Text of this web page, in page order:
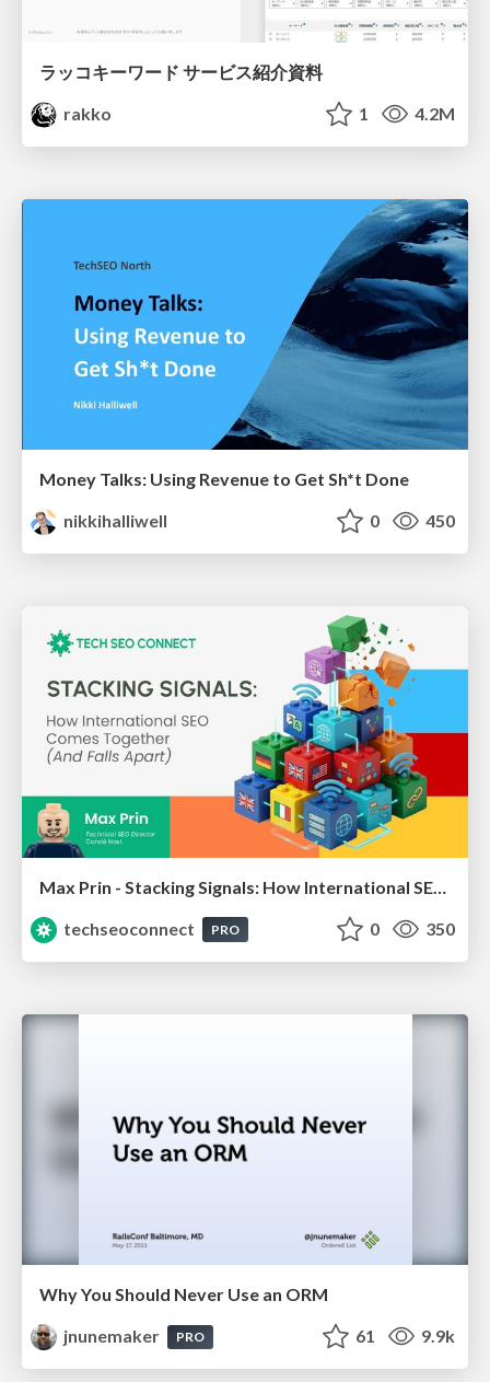
ラッコキーワード サービス紹介資料
rakko
1 4.2M
Money Talks: Using Revenue to Get Sh*t Done
nikkihalliwell
0 450
techseoconnect
PRO 0 350
Why You Should Never Use an ORM
jnunemaker
PRO 61 9.9k